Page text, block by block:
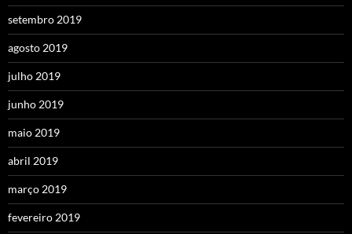
setembro 2019
agosto 2019
julho 2019
junho 2019
maio 2019
abril 2019
março 2019
fevereiro 2019